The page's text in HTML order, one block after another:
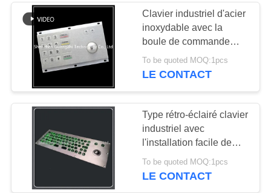
DE
QUALITÉ
CONTACTEZ-
NOUS
DEMANDEZ
UNE
CITATION
Clavier industriel d'acier
inoxydable avec la
boule de commande
pour
l'atmosphère/kiosque
To be quoted MOQ:1pcs
LE CONTACT
Type rétro-éclairé clavier
industriel avec
l'installation facile de
preuve de saleté de
boule de commande
To be quoted MOQ:1pcs
LE CONTACT